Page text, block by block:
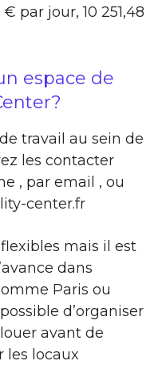
par jour, 10 251,48
espace de
travail au sein de
les contacter
, par email , ou
center.fr
mais il est
dans
Paris ou
d’organiser
avant de
les locaux